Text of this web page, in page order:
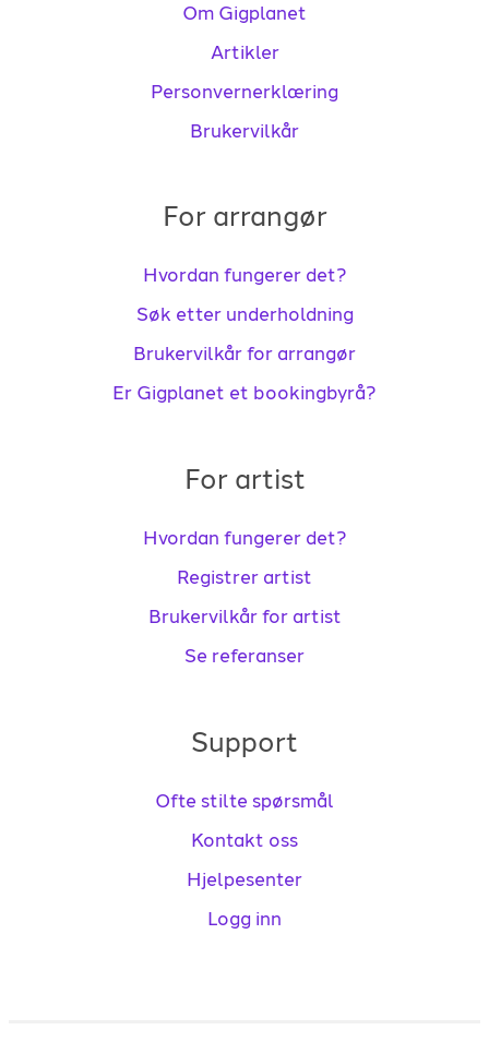
Om Gigplanet
Artikler
Personvernerklæring
Brukervilkår
For arrangør
Hvordan fungerer det?
Søk etter underholdning
Brukervilkår for arrangør
Er Gigplanet et bookingbyrå?
For artist
Hvordan fungerer det?
Registrer artist
Brukervilkår for artist
Se referanser
Support
Ofte stilte spørsmål
Kontakt oss
Hjelpesenter
Logg inn